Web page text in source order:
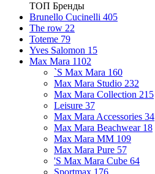
ТОП Бренды
Brunello Cucinelli 405
The row 22
Toteme 79
Yves Salomon 15
Max Mara 1102
`S Max Mara 160
Max Mara Studio 232
Max Mara Collection 215
Leisure 37
Max Mara Accessories 34
Max Mara Beachwear 18
Max Mara MM 109
Max Mara Pure 57
'S Max Mara Cube 64
Sportmax 176